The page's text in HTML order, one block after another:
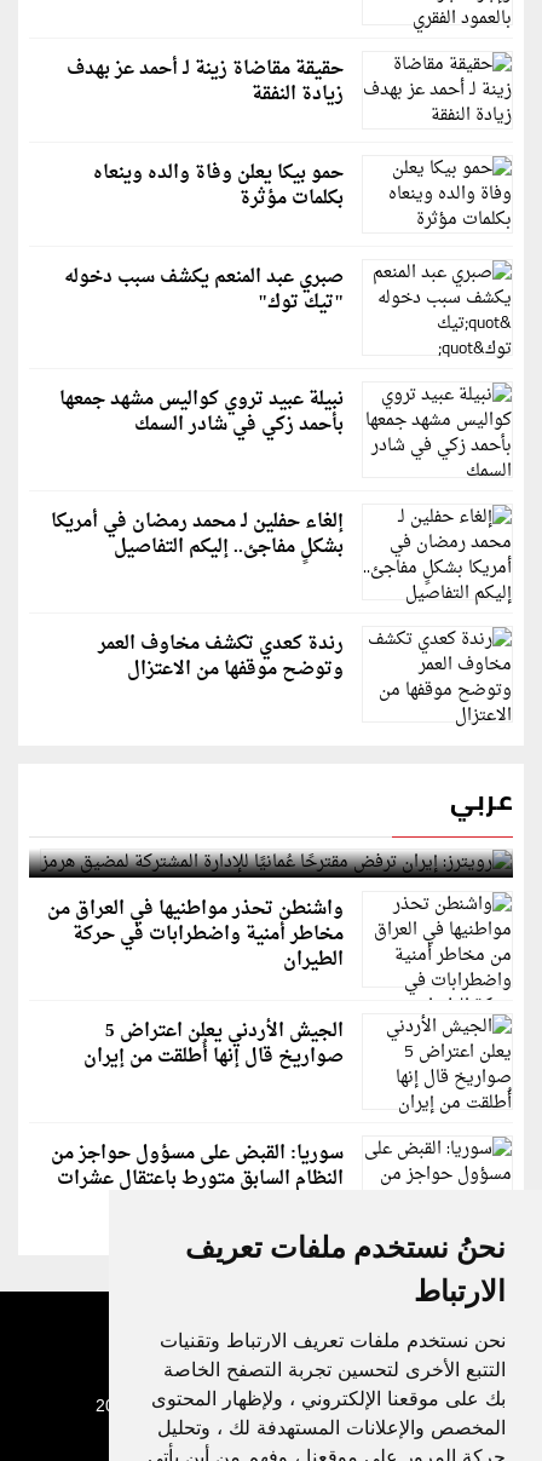
نحنُ نستخدم ملفات تعريف
الارتباط
نحن نستخدم ملفات تعريف الارتباط وتقنيات
التتبع الأخرى لتحسين تجربة التصفح الخاصة
بك على موقعنا الإلكتروني ، ولإظهار المحتوى
المخصص والإعلانات المستهدفة لك ، وتحليل
حركة المرور على موقعنا ، وفهم من أين يأتي
حقيقة مقاضاة زينة لـ أحمد عز بهدف
زيادة النفقة
حمو بيكا يعلن وفاة والده وينعاه
بكلمات مؤثرة
صبري عبد المنعم يكشف سبب دخوله
"تيك توك"
نبيلة عبيد تروي كواليس مشهد جمعها
بأحمد زكي في شادر السمك
إلغاء حفلين لـ محمد رمضان في أمريكا
بشكلٍ مفاجئ.. إليكم التفاصيل
رندة كعدي تكشف مخاوف العمر
وتوضح موقفها من الاعتزال
عربي
رويترز: إيران ترفض مقترحًا عُمانيًا للإدارة المشتركة
لمضيق هرمز
واشنطن تحذر مواطنيها في العراق من
مخاطر أمنية واضطرابات في حركة
الطيران
الجيش الأردني يعلن اعتراض 5
صواريخ قال إنها أُطلقت من إيران
سوريا: القبض على مسؤول حواجز من
النظام السابق متورط باعتقال عشرات
جميع الحقوق محفوظة لدنيا الوطن © 2003 - 2022